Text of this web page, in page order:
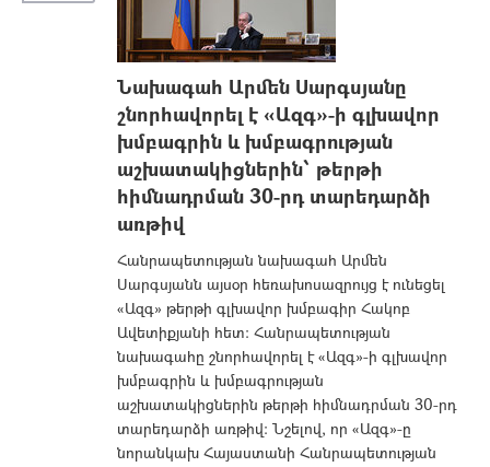
Նախագահ Արմեն Սարգսյանը
շնորհավորել է «Ազգ»-ի գլխավոր
խմբագրին և խմբագրության
աշխատակիցներին՝ թերթի
հիմնադրման 30-րդ տարեդարձի
առթիվ
Հանրապետության նախագահ Արմեն
Սարգսյանն այսօր հեռախոսազրույց է ունեցել
«Ազգ» թերթի գլխավոր խմբագիր Հակոբ
Ավետիքյանի հետ: Հանրապետության
նախագահը շնորհավորել է «Ազգ»-ի գլխավոր
խմբագրին և խմբագրության
աշխատակիցներին թերթի հիմնադրման 30-րդ
տարեդարձի առթիվ: Նշելով, որ «Ազգ»-ը
նորանկախ Հայաստանի Հանրապետության